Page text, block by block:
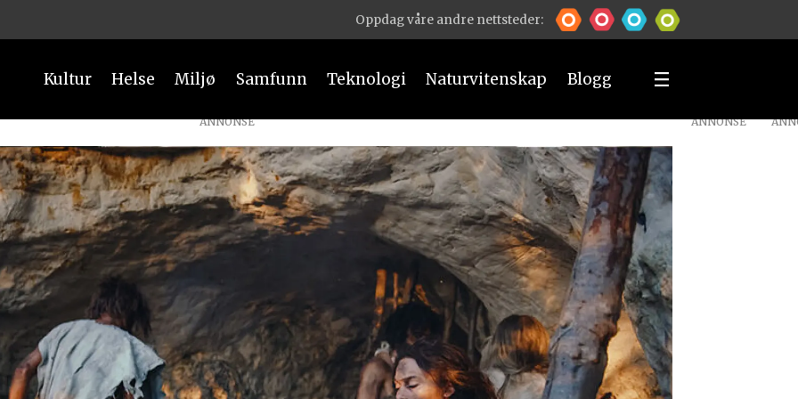
Oppdag våre andre nettsteder:
Kultur Helse Miljø Samfunn Teknologi Naturvitenskap Blogg
ANNONSE